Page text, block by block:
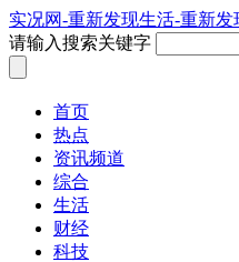
实况网-重新发现生活-重新发
请输入搜索关键字
首页
热点
资讯频道
综合
生活
财经
科技